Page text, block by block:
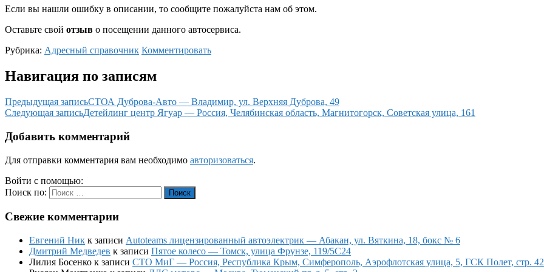
Если вы нашли ошибку в описании, то сообщите пожалуйста нам об этом.
Оставьте свой отзыв о посещении данного автосервиса.
Рубрика: Адресный справочник Комментировать
Навигация по записям
Предыдущая записьСТОА Дуброва-Авто — Владимир, ул. Верхняя Дуброва, 49
Следующая записьДетейлинг центр Ягуар — Россия, Челябинская область, Магнитогорск, Советская улица, 161
Добавить комментарий
Для отправки комментария вам необходимо авторизоваться.
Войти с помощью:
Поиск по:
Поиск
Свежие комментарии
Евгений Ник к записи Autoteams лицензированный автоэлектрик — Абакан, ул. Вяткина, 18, бокс № 6
Дмитрий Медведев к записи Пятое колесо — Томск, улица Фрунзе, 119/5С24
Лилия Босенко к записи СТО МиГ — Россия, Республика Крым, Симферополь, Аэрофлотская улица, 5, ГСК Полет, стр.